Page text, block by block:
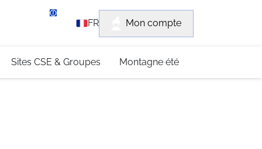
(0)4 79 96 30 69
FR Mon compte
Sites CSE & Groupes Montagne été